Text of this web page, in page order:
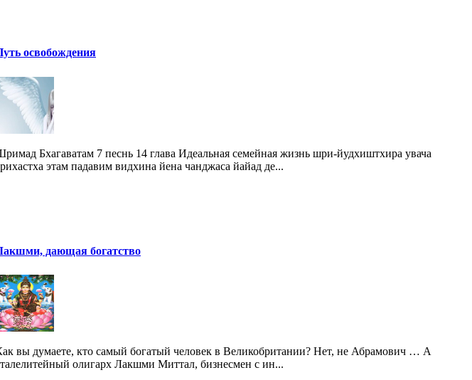
освобождения
Бхагаватам 7 песнь 14 глава Идеальная семейная жизнь шри-йудхиштхира увача
этам падавим видхина йена чанджаса йайад де...
дающая богатство
вы думаете, кто самый богатый человек в Великобритании? Нет, не Абрамович … А
олигарх Лакшми Миттал, бизнесмен с ин...